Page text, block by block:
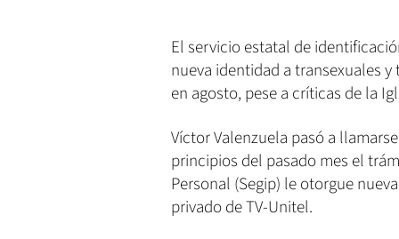
El servicio estatal de
nueva identidad a transexuales
en agosto, pese a críticas de la
Víctor Valenzuela pasó a
principios del pasado mes el
Personal (Segip) le otorgue
privado de TV-Unitel.